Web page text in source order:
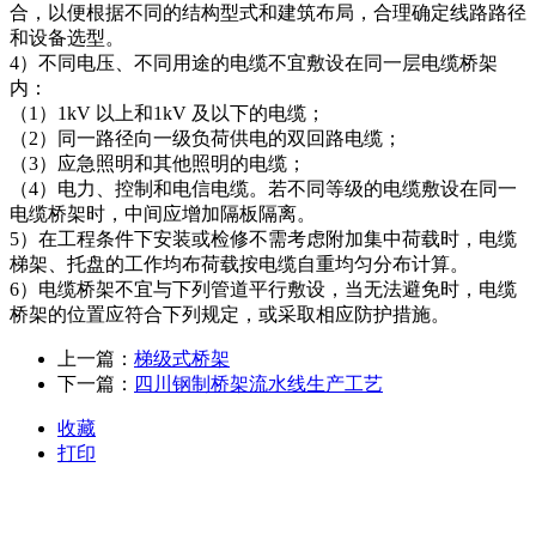
合，以便根据不同的结构型式和建筑布局，合理确定线路路径
和设备选型。
4）不同电压、不同用途的电缆不宜敷设在同一层电缆桥架
内：
（1）1kV 以上和1kV 及以下的电缆；
（2）同一路径向一级负荷供电的双回路电缆；
（3）应急照明和其他照明的电缆；
（4）电力、控制和电信电缆。若不同等级的电缆敷设在同一
电缆桥架时，中间应增加隔板隔离。
5）在工程条件下安装或检修不需考虑附加集中荷载时，电缆
梯架、托盘的工作均布荷载按电缆自重均匀分布计算。
6）电缆桥架不宜与下列管道平行敷设，当无法避免时，电缆
桥架的位置应符合下列规定，或采取相应防护措施。
上一篇： 梯级式桥架
下一篇： 四川钢制桥架流水线生产工艺
收藏
打印